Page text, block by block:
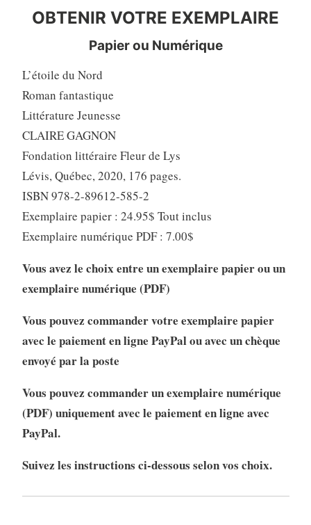
OBTENIR VOTRE EXEMPLAIRE
Papier ou Numérique
L’étoile du Nord
Roman fantastique
Littérature Jeunesse
CLAIRE GAGNON
Fondation littéraire Fleur de Lys
Lévis, Québec, 2020, 176 pages.
ISBN 978-2-89612-585-2
Exemplaire papier : 24.95$ Tout inclus
Exemplaire numérique PDF : 7.00$
Vous avez le choix entre un exemplaire papier ou un
exemplaire numérique (PDF)
Vous pouvez commander votre exemplaire papier
avec le paiement en ligne PayPal ou avec un chèque
envoyé par la poste
Vous pouvez commander un exemplaire numérique
(PDF) uniquement avec le paiement en ligne avec
PayPal.
Suivez les instructions ci-dessous selon vos choix.